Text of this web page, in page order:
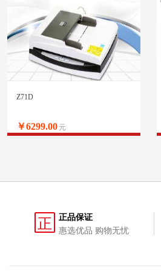
Z71D
￥6299.00 元
正
正品保证
惠选优品 购物无忧